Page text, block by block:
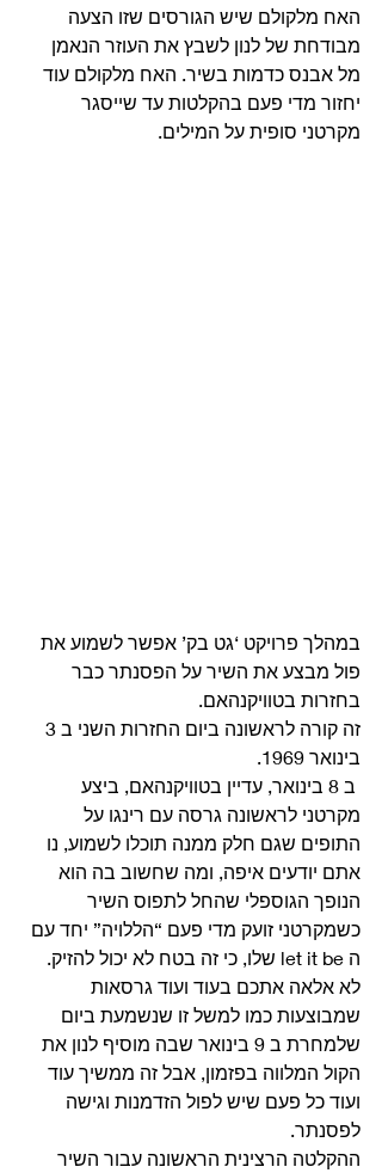
האח מלקולם שיש הגורסים שזו הצעה
מבודחת של לנון לשבץ את העוזר הנאמן
מל אבנס כדמות בשיר. האח מלקולם עוד
יחזור מדי פעם בהקלטות עד שייסגר
מקרטני סופית על המילים.
במהלך פרויקט ‘גט בק’ אפשר לשמוע את
פול מבצע את השיר על הפסנתר כבר
בחזרות בטוויקנהאם.
בינואר 1969.
ב 8 בינואר, עדיין בטוויקנהאם, ביצע
מקרטני לראשונה גרסה עם רינגו על
התופים שגם חלק ממנה תוכלו לשמוע, נו
אתם יודעים איפה, ומה שחשוב בה הוא
הנופך הגוספלי שהחל לתפוס השיר
כשמקרטני זועק מדי פעם “הללויה” יחד עם
ה let it be שלו, כי זה בטח לא יכול להזיק.
לא אלאה אתכם בעוד ועוד גרסאות
שמבוצעות כמו למשל זו שנשמעת ביום
שלמחרת ב 9 בינואר שבה מוסיף לנון את
הקול המלווה בפזמון, אבל זה ממשיך עוד
ועוד כל פעם שיש לפול הזדמנות וגישה
לפסנתר.
ההקלטה הרצינית הראשונה עבור השיר